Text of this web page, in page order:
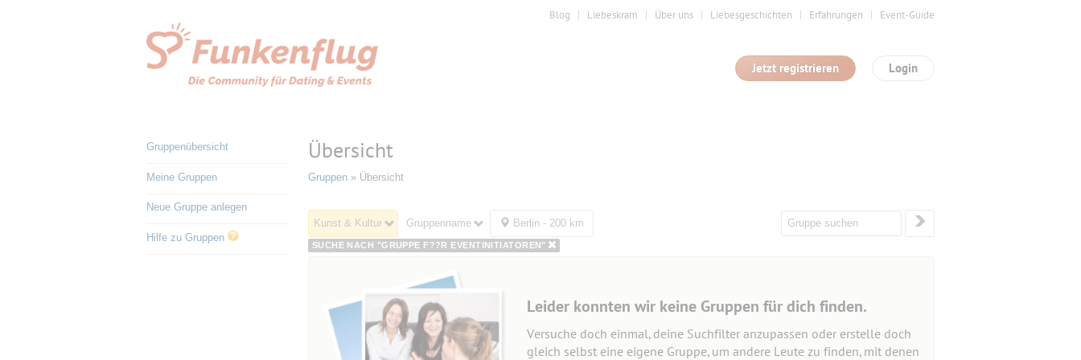
Blog Liebeskram Über uns Liebesgeschichten Erfahrungen Event-Guide
Login
Jetzt registrieren
Gruppenübersicht
Meine Gruppen
Neue Gruppe anlegen
Hilfe zu Gruppen
Übersicht
Gruppen» Übersicht
Kunst & Kultur Gruppenname Berlin - 200 km
SUCHE NACH "GRUPPE F??R EVENTINITIATOREN"
Leider konnten wir keine Gruppen für dich finden.
Versuche doch einmal, deine Suchfilter anzupassen oder erstelle doch
gleich selbst eine eigene Gruppe, um andere Leute zu finden, mit denen